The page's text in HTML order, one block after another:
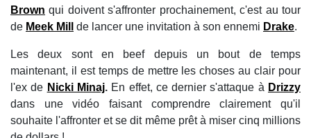
Brown qui doivent s'affronter prochainement, c'est au tour
de Meek Mill de lancer une invitation à son ennemi Drake.
Les deux sont en beef depuis un bout de temps
maintenant, il est temps de mettre les choses au clair pour
l'ex de Nicki Minaj.En effet, ce dernier s'attaque à Drizzy
dans une vidéo faisant comprendre clairement qu'il
souhaite l'affronter et se dit même prêt à miser cinq millions